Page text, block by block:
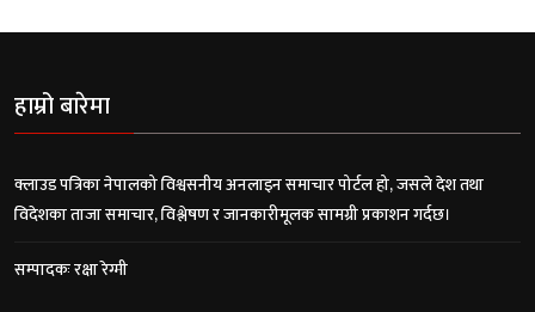
हाम्रो बारेमा
क्लाउड पत्रिका नेपालको विश्वसनीय अनलाइन समाचार पोर्टल हो, जसले देश तथा
विदेशका ताजा समाचार, विश्लेषण र जानकारीमूलक सामग्री प्रकाशन गर्दछ।
सम्पादकः रक्षा रेग्मी